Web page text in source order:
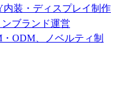
内装・ディスプレイ制作
ブランド運営
ODM、ノベルティ制